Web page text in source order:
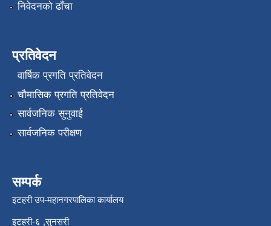
निवेदनको ढाँचा
प्रतिवेदन
वार्षिक प्रगति प्रतिवेदन
चौमासिक प्रगति प्रतिवेदन
सार्वजनिक सुनुवाई
सार्वजनिक परीक्षण
सम्पर्क
इटहरी उप-महानगरपालिका कार्यालय
इटहरी-६ ,सुनसरी